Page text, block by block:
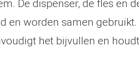
De dispenser, de fles en
en worden samen
het bijvullen en